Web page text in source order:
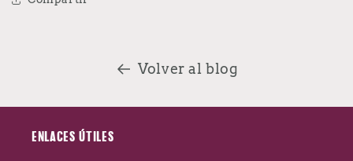
Volver al blog
ENLACES ÚTILES